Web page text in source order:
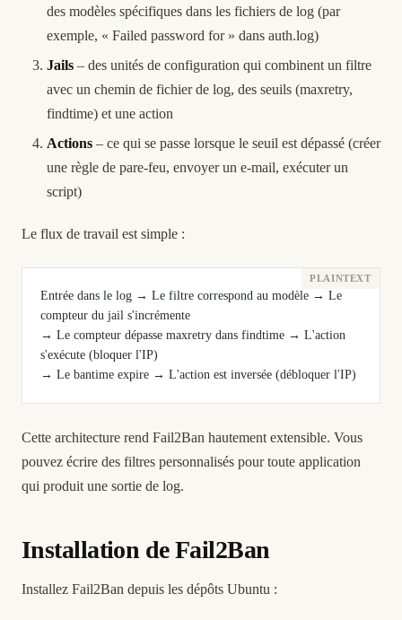
des modèles spécifiques dans les fichiers de log (par
exemple, « Failed password for » dans auth.log)
Jails – des unités de configuration qui combinent un filtre
avec un chemin de fichier de log, des seuils (maxretry,
findtime) et une action
Actions – ce qui se passe lorsque le seuil est dépassé (créer
une règle de pare-feu, envoyer un e-mail, exécuter un
script)
Le flux de travail est simple :
Entrée dans le log → Le filtre correspond au modèle → Le
compteur du jail s'incrémente
→ Le compteur dépasse maxretry dans findtime → L'action
s'exécute (bloquer l'IP)
→ Le bantime expire → L'action est inversée (débloquer l'IP)
Cette architecture rend Fail2Ban hautement extensible. Vous
pouvez écrire des filtres personnalisés pour toute application
qui produit une sortie de log.
Installation de Fail2Ban
Installez Fail2Ban depuis les dépôts Ubuntu :